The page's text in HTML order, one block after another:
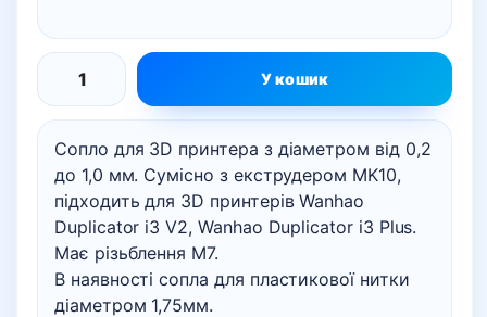
Сопло для 3D принтера з діаметром від 0,2
до 1,0 мм. Сумісно з екструдером MK10,
підходить для 3D принтерів Wanhao
Duplicator i3 V2, Wanhao Duplicator i3 Plus.
Має різьблення М7.
В наявності сопла для пластикової нитки
діаметром 1,75мм.
Сопло
для
3D
принтера
(для
екструдера
MK10)
кількість
У кошик